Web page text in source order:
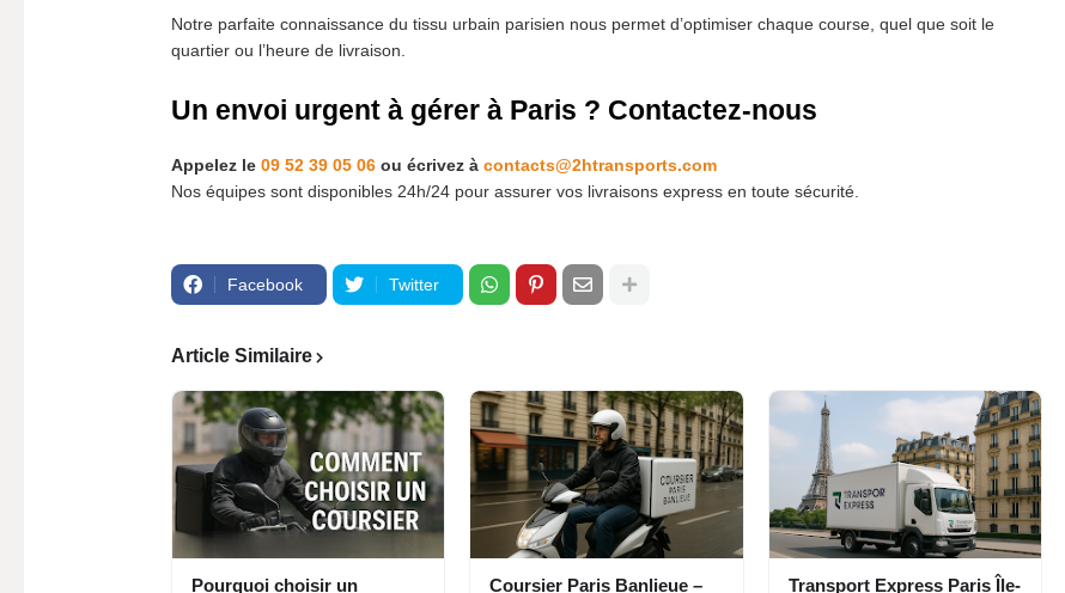
Notre parfaite connaissance du tissu urbain parisien nous permet d’optimiser chaque course, quel que soit le
quartier ou l’heure de livraison.
Un envoi urgent à gérer à Paris ? Contactez-nous
Appelez le 09 52 39 05 06 ou écrivez à contacts@2htransports.com
Nos équipes sont disponibles 24h/24 pour assurer vos livraisons express en toute sécurité.
Facebook Twitter
Article Similaire
Pourquoi choisir un Coursier Paris Banlieue – Transport Express Paris Île-